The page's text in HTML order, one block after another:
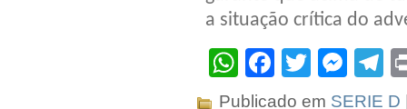
a situação crítica do
WhatsApp
Facebook
Twitter
Publicado em SERIE D